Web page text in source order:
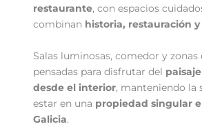
restaurante, con espacios
combinan historia, restauración
Salas luminosas, comedor y zonas
pensadas para disfrutar del
desde el interior, manteniendo la
estar en una propiedad singular
Galicia.